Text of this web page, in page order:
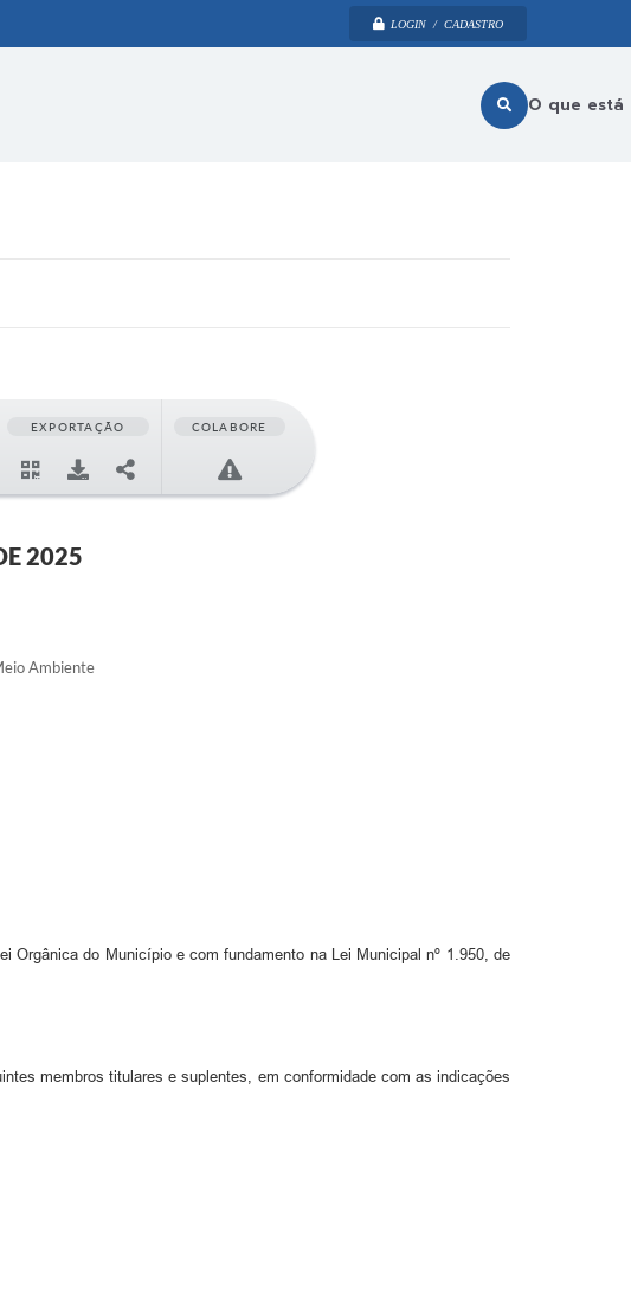
LOGIN / CADASTRO
O que está
EXPORTAÇÃO COLABORE
2025
Ambiente
do Município e com fundamento na Lei Municipal nº 1.950, de
membros titulares e suplentes, em conformidade com as indicações